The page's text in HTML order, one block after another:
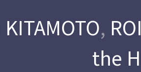
,
the